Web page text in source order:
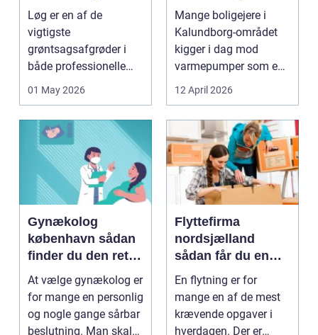
Løg er en af de
vigtigste
grøntsagsafgrøder i
både professionelle
køkkenhaver og større
landbrugspro...
01 May 2026
mere bæredygtig
varme
Mange boligejere i
Kalundborg-området
kigger i dag mod
varmepumper som en
vej til lavere
varmeregnin...
12 April 2026
Gynækolog
københavn sådan
finder du den rette
specialist
At vælge gynækolog er
for mange en personlig
og nogle gange sårbar
beslutning. Man skal
Flyttefirma
nordsjælland
sådan får du en
tryg og effektiv
flytning
En flytning er for
mange en af de mest
krævende opgaver i
hverdagen. Der er